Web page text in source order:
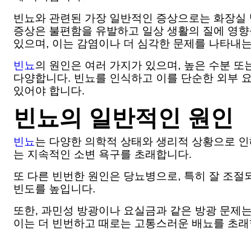
빈뇨와 관련된 가장 일반적인 증상으로는 화장
증상은 불편함을 유발하고 일상 생활의 질에 영
있으며, 이는 감염이나 더 심각한 문제를 나타내
빈뇨의 원인은 여러 가지가 있으며, 높은 수분 또
다양합니다. 빈뇨를 인식하고 이를 단순한 외부
있어야 합니다.
빈뇨의 일반적인 원인
빈뇨는 다양한 의학적 상태와 생리적 상황으로
는 지속적인 소변 욕구를 초래합니다.
또 다른 빈번한 원인은 당뇨병으로, 특히 잘 조
빈도를 높입니다.
또한, 과민성 방광이나 요실금과 같은 방광 문제
이는 더 빈번하고 때로는 고통스러운 배뇨를 초